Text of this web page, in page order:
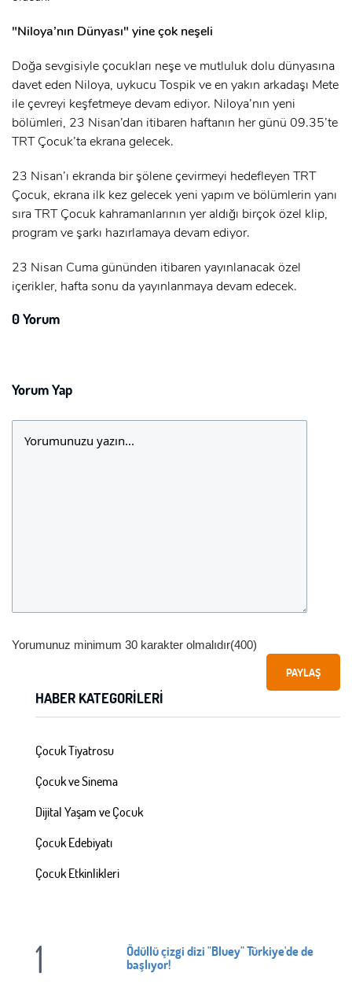
GIRIŞ YAP
E-Posta:
Şifre:
Beni Hatırla Şifremi Unuttum ?
GIRIŞ
E-Posta:
ÜYE OL
GIRIŞ
"Niloya’nın Dünyası" yine çok neşeli
Doğa sevgisiyle çocukları neşe ve mutluluk dolu dünyasına
davet eden Niloya, uykucu Tospik ve en yakın arkadaşı Mete
ile çevreyi keşfetmeye devam ediyor. Niloya’nın yeni
bölümleri, 23 Nisan’dan itibaren haftanın her günü 09.35’te
TRT Çocuk’ta ekrana gelecek.
23 Nisan’ı ekranda bir şölene çevirmeyi hedefleyen TRT
Çocuk, ekrana ilk kez gelecek yeni yapım ve bölümlerin yanı
sıra TRT Çocuk kahramanlarının yer aldığı birçok özel klip,
program ve şarkı hazırlamaya devam ediyor.
23 Nisan Cuma gününden itibaren yayınlanacak özel
içerikler, hafta sonu da yayınlanmaya devam edecek.
0 Yorum
Yorum Yap
Yorumunuz minimum 30 karakter olmalıdır(400)
PAYLAŞ
HABER KATEGORILERI
Çocuk Tiyatrosu
Çocuk ve Sinema
Dijital Yaşam ve Çocuk
Çocuk Edebiyatı
Çocuk Etkinlikleri
1
Ödüllü çizgi dizi "Bluey" Türkiye'de de
başlıyor!